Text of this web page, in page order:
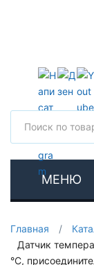
МЕНЮ
Главная /
Датчик
°C,